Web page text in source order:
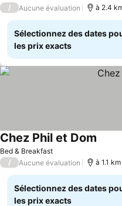
/ Aucune évaluation à 2.4
Sélectionnez des dates
les prix exacts
Bed & Breakfast
Chez Phil et Dom
/ Aucune évaluation à 1.1
Sélectionnez des dates
les prix exacts